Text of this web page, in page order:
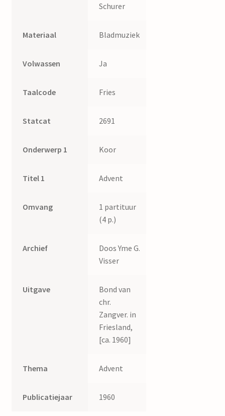
Schurer
Materiaal Bladmuziek
Volwassen Ja
Taalcode Fries
Statcat 2691
Onderwerp 1 Koor
Titel 1 Advent
Omvang
1 partituur
(4 p.)
Archief
Doos Yme G.
Visser
Uitgave
Bond van
chr.
Zangver. in
Friesland,
[ca. 1960]
Thema Advent
Publicatiejaar 1960